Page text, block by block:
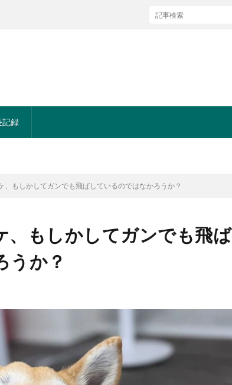
記録
、もしかしてガンでも飛ばしているのではなかろうか？
、もしかしてガンでも飛ば
うか？